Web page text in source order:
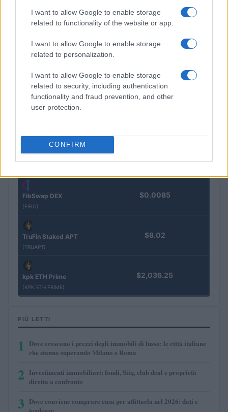
I want to allow Google to enable storage
related to functionality of the website or app.
I want to allow Google to enable storage
related to personalization.
I want to allow Google to enable storage
related to security, including authentication
functionality and fraud prevention, and other
user protection.
CONFIRM
(EPOCH)
Stride Staked Injective
(STINJ)
$16.49
JDB
FibSwap DEX
(FIBO)
$0.0085
TruFin Staked APT
(TRUAPT)
$8.02
kpk ETH Prime
(KPK ETH PRIME)
$2,036.25
PIÙ LETTI
1
Dove crescono i prezzi degli immobili di lusso: le città italiane
che stanno superando Milano e Roma
2 Investimenti immobiliari: fondi, Siiq, club deal e proprietà
diretta a confronto
3 Dove conviene comprare casa per affittarla nel 2026: dati e